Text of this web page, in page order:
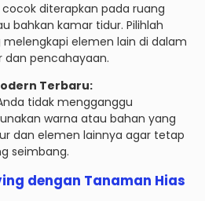
diterapkan pada ruang
bahkan kamar tidur. Pilihlah
elemen lain di dalam
dan pencahayaan.
Terbaru:
tidak mengganggu
warna atau bahan yang
dan elemen lainnya agar tetap
seimbang.
dengan Tanaman Hias